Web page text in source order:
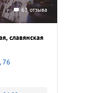
63 отзыва
славянская
76